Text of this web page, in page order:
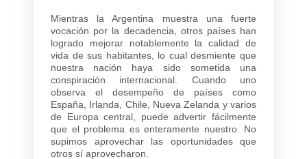
Mientras la Argentina muestra una fuerte
vocación por la decadencia, otros países han
logrado mejorar notablemente la calidad de
vida de sus habitantes, lo cual desmiente que
nuestra nación haya sido sometida una
conspiración internacional. Cuando uno
observa el desempeño de países como
España, Irlanda, Chile, Nueva Zelanda y varios
de Europa central, puede advertir fácilmente
que el problema es enteramente nuestro. No
supimos aprovechar las oportunidades que
otros sí aprovecharon.